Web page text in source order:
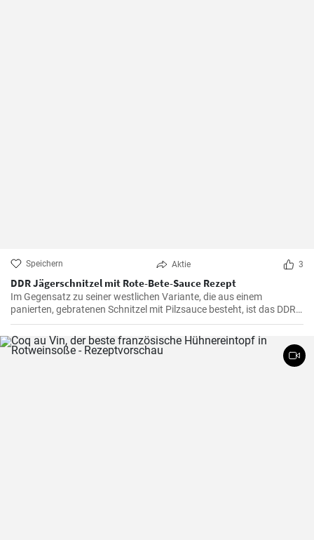
Speichern Aktie 3
DDR Jägerschnitzel mit Rote-Bete-Sauce Rezept
Im Gegensatz zu seiner westlichen Variante, die aus einem
panierten, gebratenen Schnitzel mit Pilzsauce besteht, ist das DDR-
Jägerschnitzel ein paniertes Jagdwurstschnitzel mit
Tomatensauce. Ein deftiges und schnelles Gericht, das eine
Mahlzeit für die ganze Familie oder Freunde bietet.